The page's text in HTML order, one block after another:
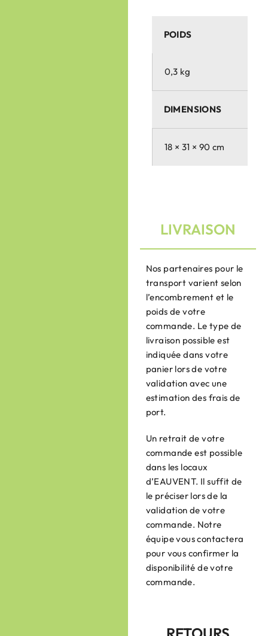
POIDS
0,3 kg
DIMENSIONS
18 × 31 × 90 cm
LIVRAISON
Nos partenaires pour le
transport varient selon
l’encombrement et le
poids de votre
commande. Le type de
livraison possible est
indiquée dans votre
panier lors de votre
validation avec une
estimation des frais de
port.
Un retrait de votre
commande est possible
dans les locaux
d’EAUVENT. Il suffit de
le préciser lors de la
validation de votre
commande. Notre
équipe vous contactera
pour vous confirmer la
disponibilité de votre
commande.